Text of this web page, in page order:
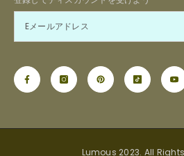
Lumous 2023. All